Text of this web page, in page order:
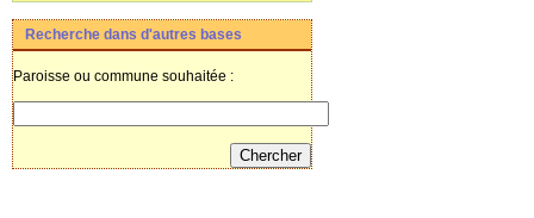
Recherche dans d'autres bases
Paroisse ou commune souhaitée :